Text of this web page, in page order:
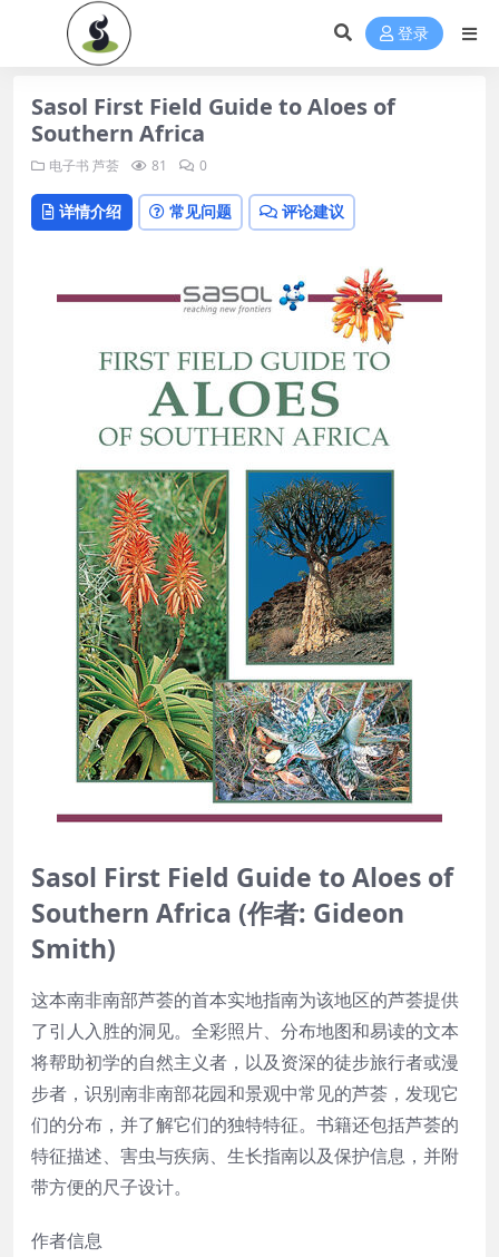
登录
Sasol First Field Guide to Aloes of
Southern Africa
电子书 芦荟 81 0
详情介绍 常见问题 评论建议
Sasol First Field Guide to Aloes of
Southern Africa (作者: Gideon
Smith)
这本南非南部芦荟的首本实地指南为该地区的芦荟提供
了引人入胜的洞见。全彩照片、分布地图和易读的文本
将帮助初学的自然主义者，以及资深的徒步旅行者或漫
步者，识别南非南部花园和景观中常见的芦荟，发现它
们的分布，并了解它们的独特特征。书籍还包括芦荟的
特征描述、害虫与疾病、生长指南以及保护信息，并附
带方便的尺子设计。
作者信息